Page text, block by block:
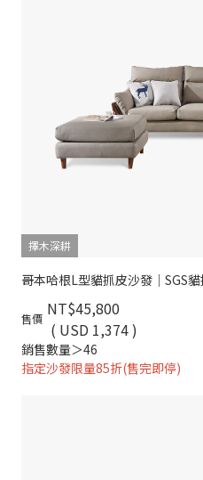
擇木深耕
售價 NT$45,800
( USD 1,374 )
銷售數量＞46
指定沙發限量85折(售完即停)